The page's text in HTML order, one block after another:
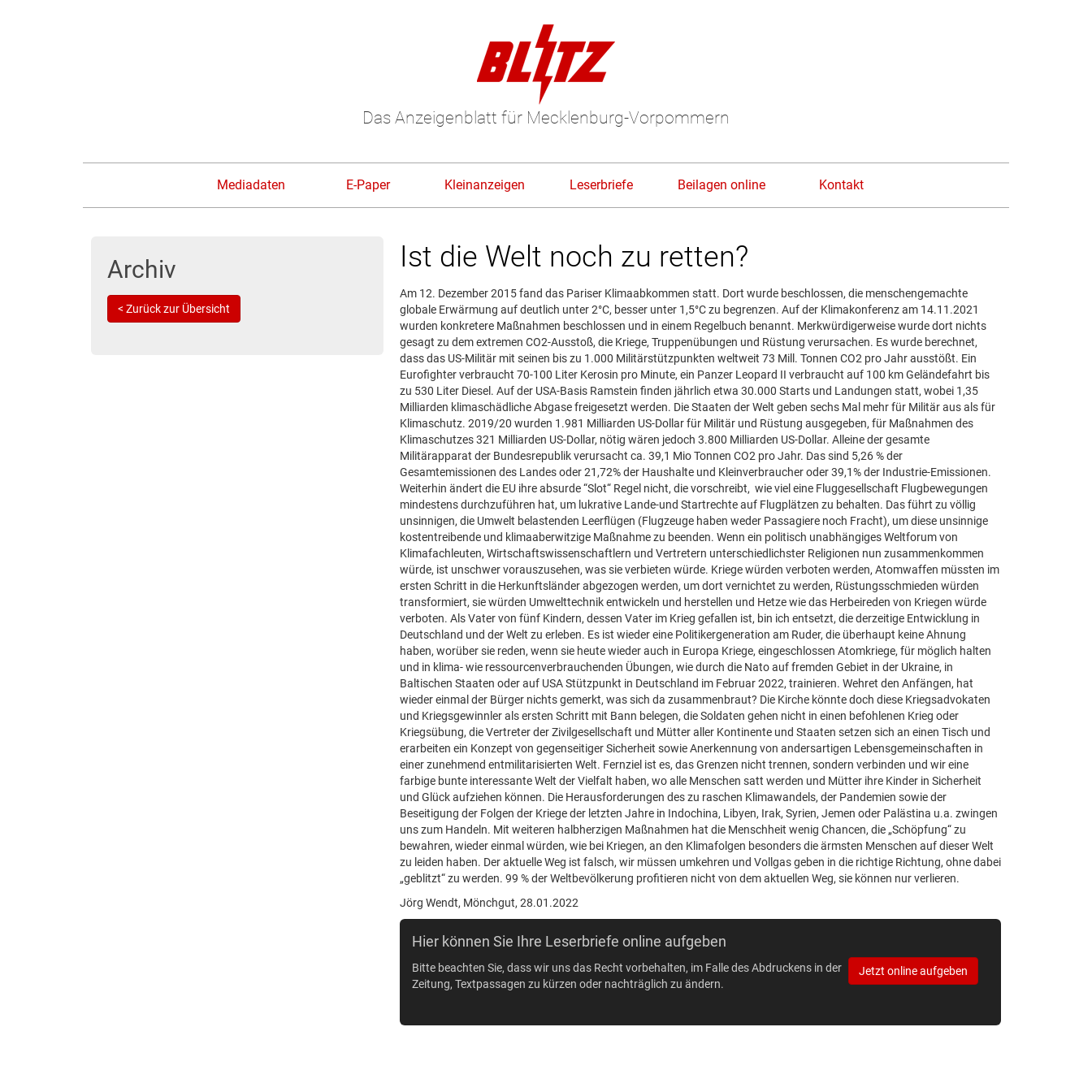
Das Anzeigenblatt für Mecklenburg-Vorpommern
Mediadaten E-Paper Kleinanzeigen Leserbriefe Beilagen online Kontakt
Archiv
< Zurück zur Übersicht
Ist die Welt noch zu retten?
Am 12. Dezember 2015 fand das Pariser Klimaabkommen statt. Dort wurde beschlossen, die menschengemachte
globale Erwärmung auf deutlich unter 2°C, besser unter 1,5°C zu begrenzen. Auf der Klimakonferenz am 14.11.2021
wurden konkretere Maßnahmen beschlossen und in einem Regelbuch benannt. Merkwürdigerweise wurde dort nichts
gesagt zu dem extremen CO2-Ausstoß, die Kriege, Truppenübungen und Rüstung verursachen. Es wurde berechnet,
dass das US-Militär mit seinen bis zu 1.000 Militärstützpunkten weltweit 73 Mill. Tonnen CO2 pro Jahr ausstößt. Ein
Eurofighter verbraucht 70-100 Liter Kerosin pro Minute, ein Panzer Leopard II verbraucht auf 100 km Geländefahrt bis
zu 530 Liter Diesel. Auf der USA-Basis Ramstein finden jährlich etwa 30.000 Starts und Landungen statt, wobei 1,35
Milliarden klimaschädliche Abgase freigesetzt werden. Die Staaten der Welt geben sechs Mal mehr für Militär aus als für
Klimaschutz. 2019/20 wurden 1.981 Milliarden US-Dollar für Militär und Rüstung ausgegeben, für Maßnahmen des
Klimaschutzes 321 Milliarden US-Dollar, nötig wären jedoch 3.800 Milliarden US-Dollar. Alleine der gesamte
Militärapparat der Bundesrepublik verursacht ca. 39,1 Mio Tonnen CO2 pro Jahr. Das sind 5,26 % der
Gesamtemissionen des Landes oder 21,72% der Haushalte und Kleinverbraucher oder 39,1% der Industrie-Emissionen.
Weiterhin ändert die EU ihre absurde “Slot“ Regel nicht, die vorschreibt, wie viel eine Fluggesellschaft Flugbewegungen
mindestens durchzuführen hat, um lukrative Lande-und Startrechte auf Flugplätzen zu behalten. Das führt zu völlig
unsinnigen, die Umwelt belastenden Leerflügen (Flugzeuge haben weder Passagiere noch Fracht), um diese unsinnige
kostentreibende und klimaaberwitzige Maßnahme zu beenden. Wenn ein politisch unabhängiges Weltforum von
Klimafachleuten, Wirtschaftswissenschaftlern und Vertretern unterschiedlichster Religionen nun zusammenkommen
würde, ist unschwer vorauszusehen, was sie verbieten würde. Kriege würden verboten werden, Atomwaffen müssten im
ersten Schritt in die Herkunftsländer abgezogen werden, um dort vernichtet zu werden, Rüstungsschmieden würden
transformiert, sie würden Umwelttechnik entwickeln und herstellen und Hetze wie das Herbeireden von Kriegen würde
verboten. Als Vater von fünf Kindern, dessen Vater im Krieg gefallen ist, bin ich entsetzt, die derzeitige Entwicklung in
Deutschland und der Welt zu erleben. Es ist wieder eine Politikergeneration am Ruder, die überhaupt keine Ahnung
haben, worüber sie reden, wenn sie heute wieder auch in Europa Kriege, eingeschlossen Atomkriege, für möglich halten
und in klima- wie ressourcenverbrauchenden Übungen, wie durch die Nato auf fremden Gebiet in der Ukraine, in
Baltischen Staaten oder auf USA Stützpunkt in Deutschland im Februar 2022, trainieren. Wehret den Anfängen, hat
wieder einmal der Bürger nichts gemerkt, was sich da zusammenbraut? Die Kirche könnte doch diese Kriegsadvokaten
und Kriegsgewinnler als ersten Schritt mit Bann belegen, die Soldaten gehen nicht in einen befohlenen Krieg oder
Kriegsübung, die Vertreter der Zivilgesellschaft und Mütter aller Kontinente und Staaten setzen sich an einen Tisch und
erarbeiten ein Konzept von gegenseitiger Sicherheit sowie Anerkennung von andersartigen Lebensgemeinschaften in
einer zunehmend entmilitarisierten Welt. Fernziel ist es, das Grenzen nicht trennen, sondern verbinden und wir eine
farbige bunte interessante Welt der Vielfalt haben, wo alle Menschen satt werden und Mütter ihre Kinder in Sicherheit
und Glück aufziehen können. Die Herausforderungen des zu raschen Klimawandels, der Pandemien sowie der
Beseitigung der Folgen der Kriege der letzten Jahre in Indochina, Libyen, Irak, Syrien, Jemen oder Palästina u.a. zwingen
uns zum Handeln. Mit weiteren halbherzigen Maßnahmen hat die Menschheit wenig Chancen, die „Schöpfung“ zu
bewahren, wieder einmal würden, wie bei Kriegen, an den Klimafolgen besonders die ärmsten Menschen auf dieser Welt
zu leiden haben. Der aktuelle Weg ist falsch, wir müssen umkehren und Vollgas geben in die richtige Richtung, ohne dabei
„geblitzt“ zu werden. 99 % der Weltbevölkerung profitieren nicht von dem aktuellen Weg, sie können nur verlieren.
Jörg Wendt, Mönchgut, 28.01.2022
Hier können Sie Ihre Leserbriefe online aufgeben
Bitte beachten Sie, dass wir uns das Recht vorbehalten, im Falle des Abdruckens in der
Zeitung, Textpassagen zu kürzen oder nachträglich zu ändern.
Jetzt online aufgeben